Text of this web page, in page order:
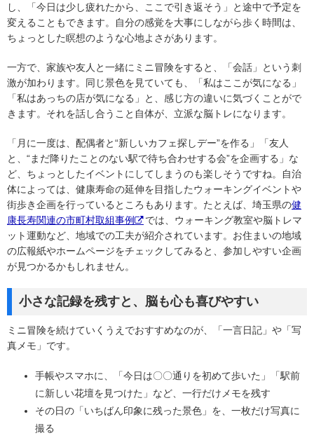
し、「今日は少し疲れたから、ここで引き返そう」と途中で予定を
変えることもできます。自分の感覚を大事にしながら歩く時間は、
ちょっとした瞑想のような心地よさがあります。
一方で、家族や友人と一緒にミニ冒険をすると、「会話」という刺
激が加わります。同じ景色を見ていても、「私はここが気になる」
「私はあっちの店が気になる」と、感じ方の違いに気づくことがで
きます。それを話し合うこと自体が、立派な脳トレになります。
「月に一度は、配偶者と“新しいカフェ探しデー”を作る」「友人
と、“まだ降りたことのない駅で待ち合わせする会”を企画する」な
ど、ちょっとしたイベントにしてしまうのも楽しそうですね。自治
体によっては、健康寿命の延伸を目指したウォーキングイベントや
街歩き企画を行っているところもあります。たとえば、埼玉県の健
康長寿関連の市町村取組事例
では、ウォーキング教室や脳トレマ
ット運動など、地域での工夫が紹介されています。お住まいの地域
の広報紙やホームページをチェックしてみると、参加しやすい企画
が見つかるかもしれません。
小さな記録を残すと、脳も心も喜びやすい
ミニ冒険を続けていくうえでおすすめなのが、「一言日記」や「写
真メモ」です。
手帳やスマホに、「今日は〇〇通りを初めて歩いた」「駅前
に新しい花壇を見つけた」など、一行だけメモを残す
その日の「いちばん印象に残った景色」を、一枚だけ写真に
撮る